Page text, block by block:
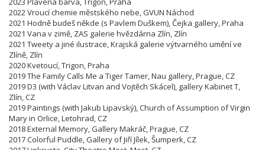
2022 Vroucí chemie městského nebe, GVUN Náchod
2021 Hodně budeš někde (s Pavlem Duškem), Čejka gallery, Praha
2021 Vana v zimě, ZAS galerie hvězdárna Zlín, Zlín
2021 Tweety a jiné ilustrace, Krajská galerie výtvarného umění ve
Zlíně, Zlín
2020 Kvetoucí, Trigon, Praha
2019 The Family Calls Me a Tiger Tamer, Nau gallery, Prague, CZ
2019 D3 (with Václav Litvan and Vojtěch Skácel), gallery Kabinet T,
Zlín, CZ
2019 Paintings (with Jakub Lipavský), Church of Assumption of Virgin
Mary in Orlice, Letohrad, CZ
2018 External Memory, Gallery Makráč, Prague, CZ
2017 Colorful Puddle, Gallery of Jiří Jílek, Šumperk, CZ